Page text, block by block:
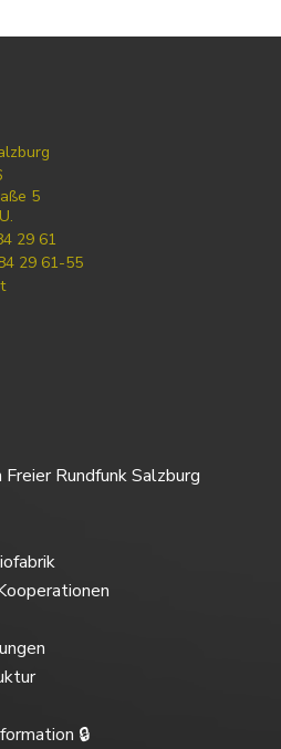
5
29 61
29 61-55
Rundfunk Salzburg
🔒